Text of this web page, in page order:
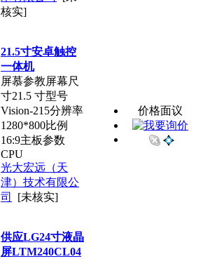
核实]
21.5寸安卓触控
一体机
屏慕参教屏幕尺
寸21.5 寸型号
Vision-215分辨率
1280*800比例
16:9主板参数
CPU
光大宏远（天
津）技术有限公
司
[未核实]
价格面议
供应LG24寸液晶
屏LTM240CL04